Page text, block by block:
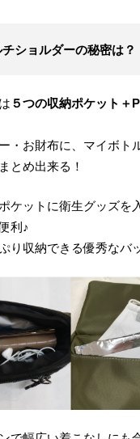
ショルダーの秘密は？
５つの収納ポケット＋
・お財布に、マイボト
とめ出来る！
ケットに衛生グッズを
利♪
り収納できる優秀なバ